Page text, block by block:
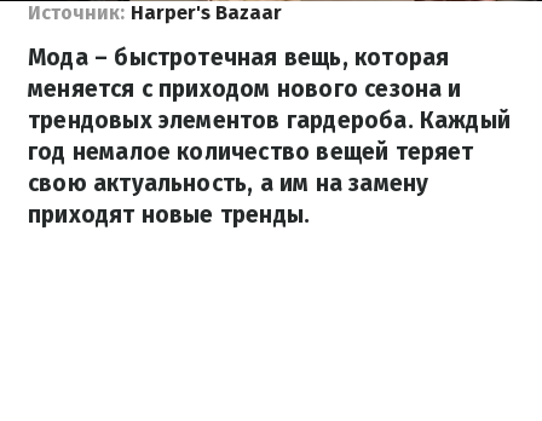
Источник: Harper's Bazaar
Мода – быстротечная вещь, которая
меняется с приходом нового сезона и
трендовых элементов гардероба. Каждый
год немалое количество вещей теряет
свою актуальность, а им на замену
приходят новые тренды.